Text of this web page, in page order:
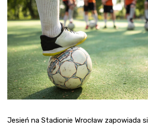
Jesień na Stadionie Wrocław zapowiada